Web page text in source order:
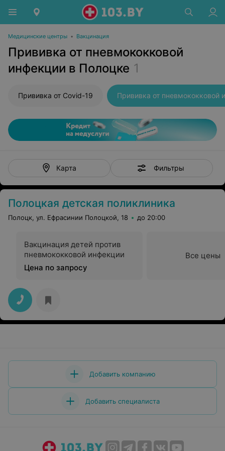
Медицинские центры • Вакцинация
Прививка от пневмококковой
инфекции в Полоцке 1
Прививка от Covid-19
Карта Фильтры
Полоцкая детская поликлиника
Полоцк, ул. Ефрасинии Полоцкой, 18 до 20:00
Вакцинация детей против
пневмококковой инфекции
Цена по запросу
Все цены
Добавить компанию
Добавить специалиста